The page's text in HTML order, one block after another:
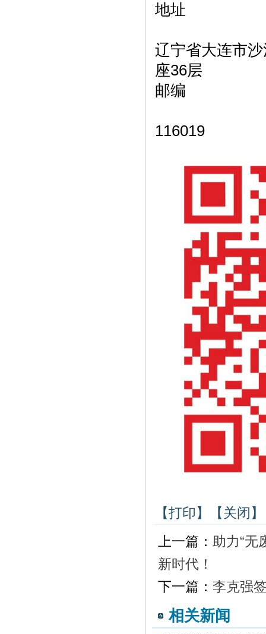
地址
辽宁省大连市
座36层
邮编
116019
【打印】
【关闭】
上一篇： 助力“无
新时代！
下一篇： 李克强
相关新闻